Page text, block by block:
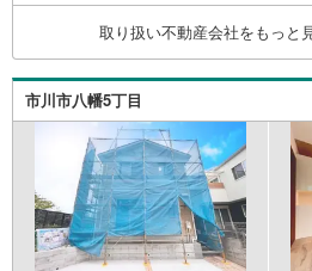
はありません。専属FPがお引
す。 Yahoo！不動産キャンペ
でPayPayボーナスがもらえ
ずYahoo！ JAPAN IDでログ
い。
取り扱い不動産会社をもっと
市川市八幡5丁目